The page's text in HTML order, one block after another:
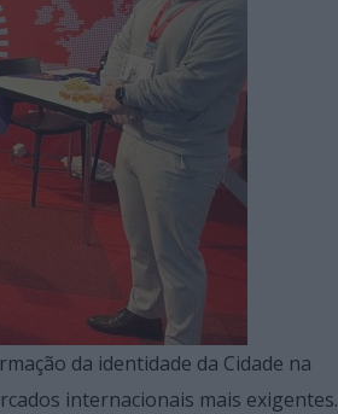
da identidade da Cidade na
internacionais mais exigentes.